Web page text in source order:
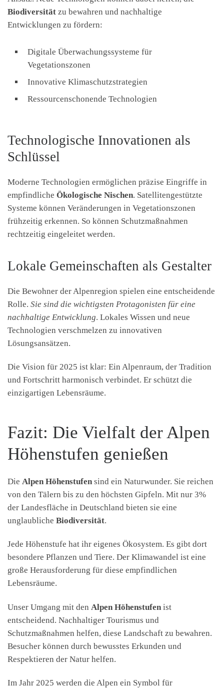
Biodiversität zu bewahren und nachhaltige
Entwicklungen zu fördern:
Digitale Überwachungssysteme für
Vegetationszonen
Innovative Klimaschutzstrategien
Ressourcenschonende Technologien
Technologische Innovationen als
Schlüssel
Moderne Technologien ermöglichen präzise Eingriffe in
empfindliche Ökologische Nischen. Satellitengestützte
Systeme können Veränderungen in Vegetationszonen
frühzeitig erkennen. So können Schutzmaßnahmen
rechtzeitig eingeleitet werden.
Lokale Gemeinschaften als Gestalter
Die Bewohner der Alpenregion spielen eine entscheidende
Rolle. Sie sind die wichtigsten Protagonisten für eine
nachhaltige Entwicklung. Lokales Wissen und neue
Technologien verschmelzen zu innovativen
Lösungsansätzen.
Die Vision für 2025 ist klar: Ein Alpenraum, der Tradition
und Fortschritt harmonisch verbindet. Er schützt die
einzigartigen Lebensräume.
Fazit: Die Vielfalt der Alpen
Höhenstufen genießen
Die Alpen Höhenstufen sind ein Naturwunder. Sie reichen
von den Tälern bis zu den höchsten Gipfeln. Mit nur 3%
der Landesfläche in Deutschland bieten sie eine
unglaubliche Biodiversität.
Jede Höhenstufe hat ihr eigenes Ökosystem. Es gibt dort
besondere Pflanzen und Tiere. Der Klimawandel ist eine
große Herausforderung für diese empfindlichen
Lebensräume.
Unser Umgang mit den Alpen Höhenstufen ist
entscheidend. Nachhaltiger Tourismus und
Schutzmaßnahmen helfen, diese Landschaft zu bewahren.
Besucher können durch bewusstes Erkunden und
Respektieren der Natur helfen.
Im Jahr 2025 werden die Alpen ein Symbol für